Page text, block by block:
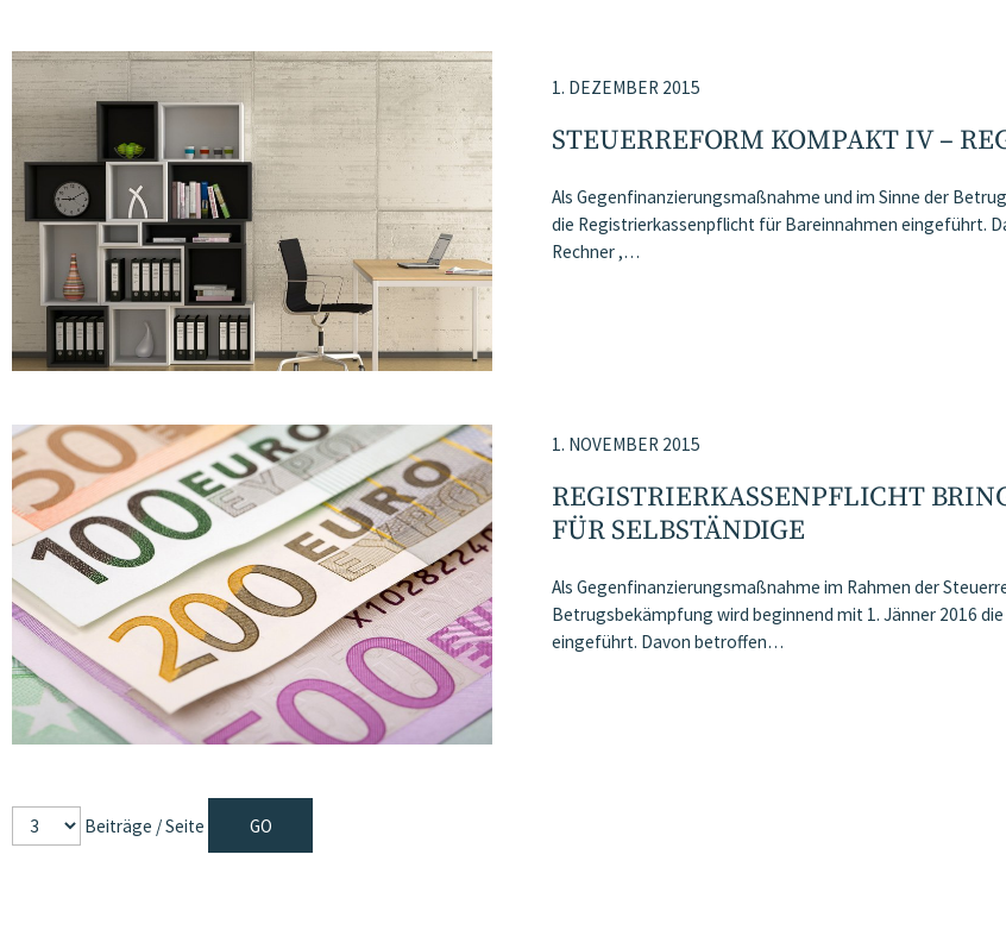
1. DEZEMBER 2015
STEUERREFORM KOMPAKT IV –
Als Gegenfinanzierungsmaßnahme und im Sinne der
die Registrierkassenpflicht für Bareinnahmen eingeführt.
Rechner ,…
1. NOVEMBER 2015
REGISTRIERKASSENPFLICHT
FÜR SELBSTÄNDIGE
Als Gegenfinanzierungsmaßnahme im Rahmen der
Betrugsbekämpfung wird beginnend mit 1. Jänner 2016
eingeführt. Davon betroffen…
Beiträge / Seite